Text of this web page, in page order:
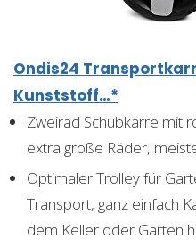
Ondis24
Kunststoff…*
Zweirad Schubkarre mit
extra große Räder,
Optimaler Trolley für
Transport, ganz einfach
dem Keller oder Garten